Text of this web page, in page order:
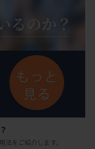
をご紹介します。